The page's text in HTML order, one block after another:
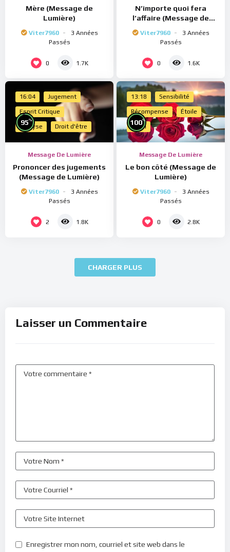
Mère (Message de
Lumière)
Viter7960
3 Années
Passés
0 1.7K
N’importe quoi fera
l’affaire (Message de
Viter7960
3 Années
Passés
0 1.6K
16:04 Jugement
Esprit Critique
Analyse Droit d'être
95%
Message De Lumière
Prononcer des jugements
(Message de Lumière)
Viter7960
3 Années
Passés
2 1.8K
13:18 Sensibilité
Récompense Étoile
Merci
100%
Message De Lumière
Le bon côté (Message de
Lumière)
Viter7960
3 Années
Passés
0 2.8K
CHARGER PLUS
Laisser un Commentaire
Enregistrer mon nom, courriel et site web dans le